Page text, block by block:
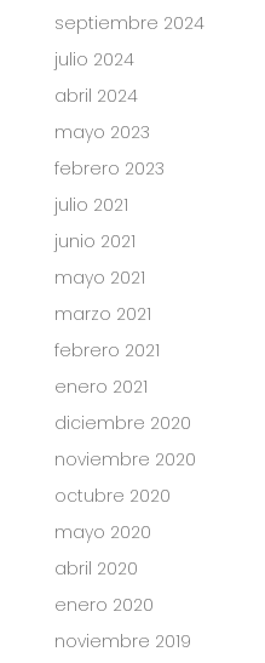
septiembre 2024
julio 2024
abril 2024
mayo 2023
febrero 2023
julio 2021
junio 2021
mayo 2021
marzo 2021
febrero 2021
enero 2021
diciembre 2020
noviembre 2020
octubre 2020
mayo 2020
abril 2020
enero 2020
noviembre 2019